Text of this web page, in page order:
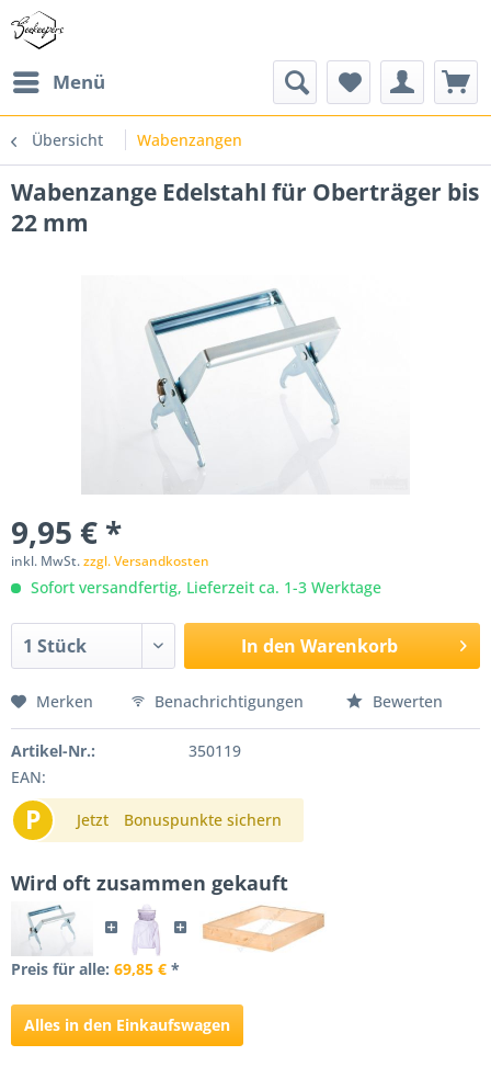
Menü
Übersicht Wabenzangen
Wabenzange Edelstahl für Oberträger bis
22 mm
9,95 € *
inkl. MwSt.zzgl. Versandkosten
Sofort versandfertig, Lieferzeit ca. 1-3 Werktage
In den Warenkorb
Merken Benachrichtigungen Bewerten
Artikel-Nr.:
350119
EAN:
P Jetzt Bonuspunkte sichern
Wird oft zusammen gekauft
Preis für alle: 69,85 € *
Alles in den Einkaufswagen